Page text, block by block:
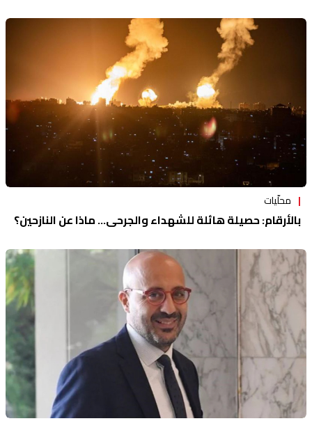
محلّيات
بالأرقام: حصيلة هائلة للشهداء والجرحى... ماذا عن النازحين؟